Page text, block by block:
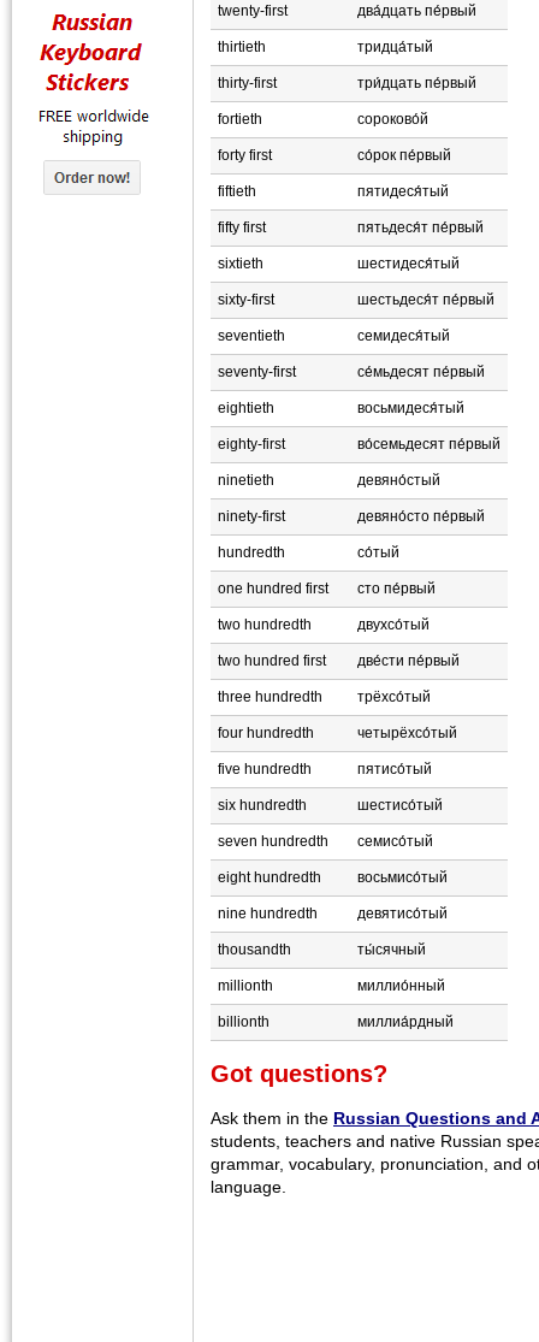
twenty-first два́дцать пе́рвый
thirtieth тридца́тый
thirty-first три́дцать пе́рвый
fortieth сороково́й
forty first со́рок пе́рвый
fiftieth пятидеся́тый
fifty first пятьдеся́т пе́рвый
sixtieth шестидеся́тый
sixty-first шестьдеся́т пе́рвый
seventieth семидеся́тый
seventy-first се́мьдесят пе́рвый
eightieth восьмидеся́тый
eighty-first во́семьдесят пе́рвый
ninetieth девяно́стый
ninety-first девяно́сто пе́рвый
hundredth со́тый
one hundred first сто пе́рвый
two hundredth двухсо́тый
two hundred first две́сти пе́рвый
three hundredth трёхсо́тый
four hundredth четырёхсо́тый
five hundredth пятисо́тый
six hundredth шестисо́тый
seven hundredth семисо́тый
eight hundredth восьмисо́тый
nine hundredth девятисо́тый
thousandth ты́сячный
millionth миллио́нный
billionth миллиа́рдный
Got questions?
Ask them in the Russian Questions and
students, teachers and native Russian
grammar, vocabulary, pronunciation, and
language.